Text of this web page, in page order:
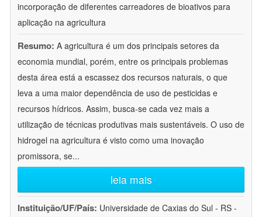
incorporação de diferentes carreadores de bioativos para
aplicação na agricultura
Resumo: A agricultura é um dos principais setores da
economia mundial, porém, entre os principais problemas
desta área está a escassez dos recursos naturais, o que
leva a uma maior dependência de uso de pesticidas e
recursos hídricos. Assim, busca-se cada vez mais a
utilização de técnicas produtivas mais sustentáveis. O uso de
hidrogel na agricultura é visto como uma inovação
promissora, se...
leia mais
Instituição/UF/País: Universidade de Caxias do Sul - RS -